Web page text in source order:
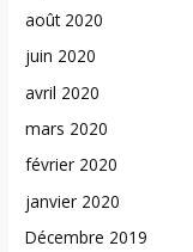
août 2020
juin 2020
avril 2020
mars 2020
février 2020
janvier 2020
Décembre 2019